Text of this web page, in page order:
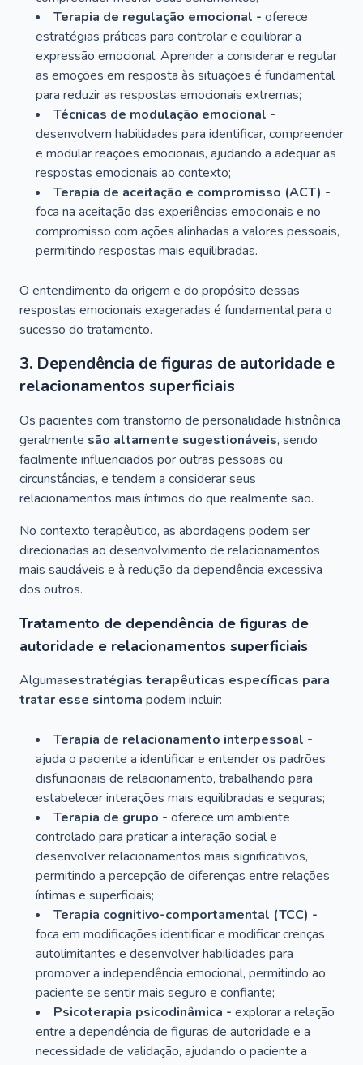
Terapia de regulação emocional - oferece
estratégias práticas para controlar e equilibrar a
expressão emocional. Aprender a considerar e regular
as emoções em resposta às situações é fundamental
para reduzir as respostas emocionais extremas;
Técnicas de modulação emocional -
desenvolvem habilidades para identificar, compreender
e modular reações emocionais, ajudando a adequar as
respostas emocionais ao contexto;
Terapia de aceitação e compromisso (ACT) -
foca na aceitação das experiências emocionais e no
compromisso com ações alinhadas a valores pessoais,
permitindo respostas mais equilibradas.
O entendimento da origem e do propósito dessas
respostas emocionais exageradas é fundamental para o
sucesso do tratamento.
3. Dependência de figuras de autoridade e
relacionamentos superficiais
Os pacientes com transtorno de personalidade histriônica
geralmente são altamente sugestionáveis, sendo
facilmente influenciados por outras pessoas ou
circunstâncias, e tendem a considerar seus
relacionamentos mais íntimos do que realmente são.
No contexto terapêutico, as abordagens podem ser
direcionadas ao desenvolvimento de relacionamentos
mais saudáveis ​​e à redução da dependência excessiva
dos outros.
Tratamento de dependência de figuras de
autoridade e relacionamentos superficiais
Algumasestratégias terapêuticas específicas para
tratar esse sintoma podem incluir:
Terapia de relacionamento interpessoal -
ajuda o paciente a identificar e entender os padrões
disfuncionais de relacionamento, trabalhando para
estabelecer interações mais equilibradas e seguras;
Terapia de grupo - oferece um ambiente
controlado para praticar a interação social e
desenvolver relacionamentos mais significativos,
permitindo a percepção de diferenças entre relações
íntimas e superficiais;
Terapia cognitivo-comportamental (TCC) -
foca em modificações identificar e modificar crenças
autolimitantes e desenvolver habilidades para
promover a independência emocional, permitindo ao
paciente se sentir mais seguro e confiante;
Psicoterapia psicodinâmica - explorar a relação
entre a dependência de figuras de autoridade e a
necessidade de validação, ajudando o paciente a